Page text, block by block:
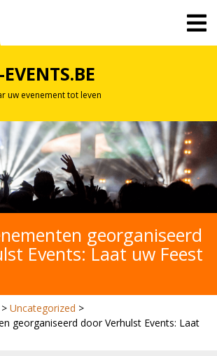
uw evenement tot leven
georganiseerd
Events: Laat uw Feest
> Uncategorized >
georganiseerd door Verhulst Events: Laat